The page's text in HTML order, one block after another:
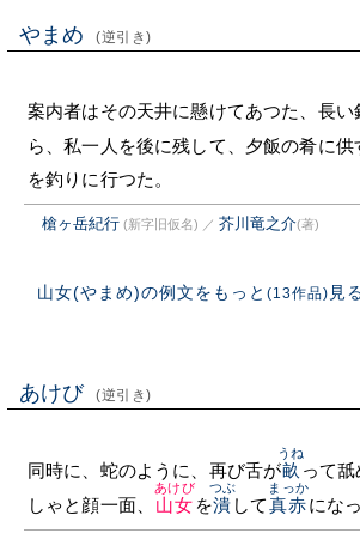
やまめ (逆引き)
案内者はその天井に懸けてあつた、長
ら、私一人を後に残して、夕飯の肴に
を釣りに行つた。
槍ヶ岳紀行 (新字旧仮名) ／ 芥川竜之介(著)
山女(やまめ)の例文をもっと (13作品) 見
あけび (逆引き)
同時に、蛇のように、再び舌が畝
うね
って
しゃと顔一面、
山女
あけび
を潰
つぶ
して真赤
まっか
にな